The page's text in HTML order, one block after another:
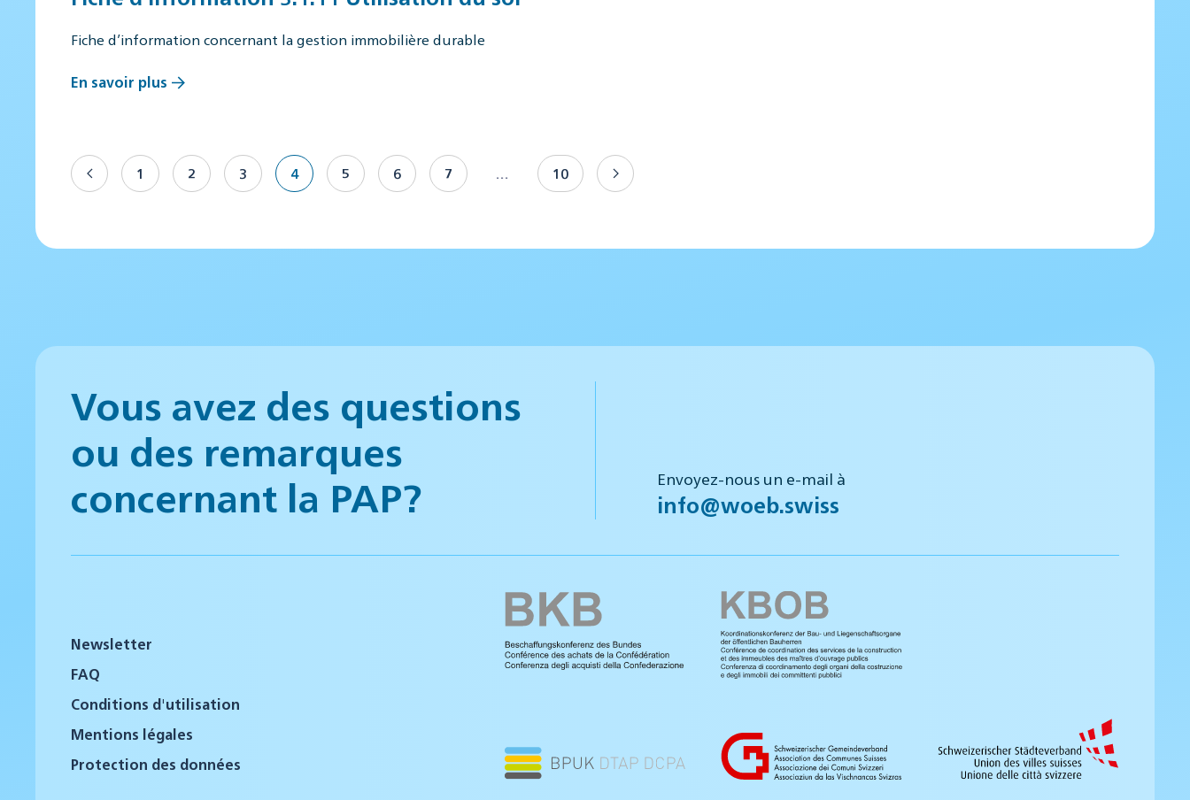
Fiche d’information concernant la gestion immobilière durable
En savoir plus
1 2 3 4 5 6 7 10
Vous avez des questions
ou des remarques
concernant la PAP?
Envoyez-nous un e-mail à
info@woeb.swiss
Newsletter
FAQ
Conditions d'utilisation
Mentions légales
Protection des données